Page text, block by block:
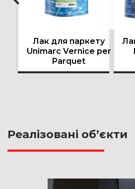
Лак для паркету
Unimarc Vernice per
Parquet
Реалізовані обʼєкти